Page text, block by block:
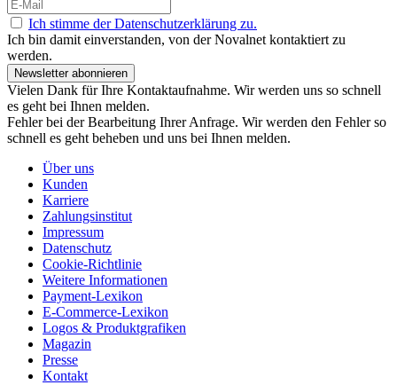
Ich stimme der Datenschutzerklärung zu.
Ich bin damit einverstanden, von der Novalnet kontaktiert zu
werden.
Newsletter abonnieren
Vielen Dank für Ihre Kontaktaufnahme. Wir werden uns so schnell
es geht bei Ihnen melden.
Fehler bei der Bearbeitung Ihrer Anfrage. Wir werden den Fehler so
schnell es geht beheben und uns bei Ihnen melden.
Über uns
Kunden
Karriere
Zahlungsinstitut
Impressum
Datenschutz
Cookie-Richtlinie
Weitere Informationen
Payment-Lexikon
E-Commerce-Lexikon
Logos & Produktgrafiken
Magazin
Presse
Kontakt